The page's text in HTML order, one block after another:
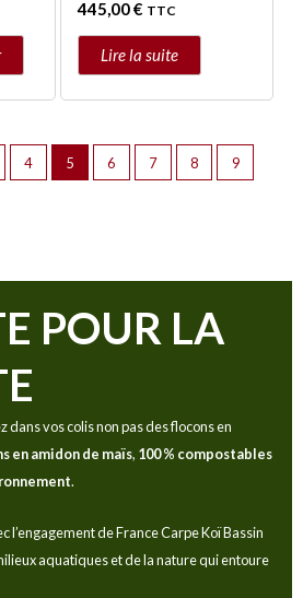
445,00€ TTC
Lire la suite
4 5 6 7 8 9
POUR LA
vos colis non pas des flocons en
en amidon de maïs, 100 % compostables
.
l’engagement de France Carpe Koï Bassin
aquatiques et de la nature qui entoure